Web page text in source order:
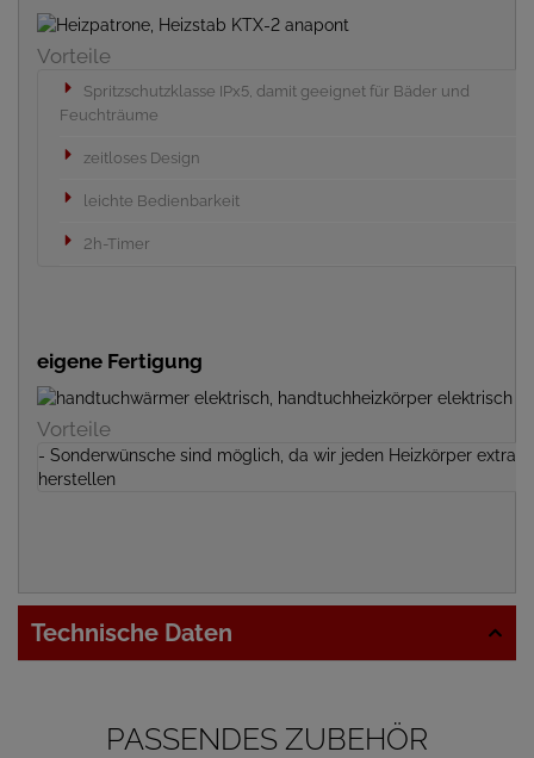
Vorteile
Spritzschutzklasse IPx5, damit geeignet für Bäder und
Feuchträume
zeitloses Design
leichte Bedienbarkeit
2h-Timer
eigene Fertigung
Vorteile
- Sonderwünsche sind möglich, da wir jeden Heizkörper extra
herstellen
Technische Daten
PASSENDES ZUBEHÖR